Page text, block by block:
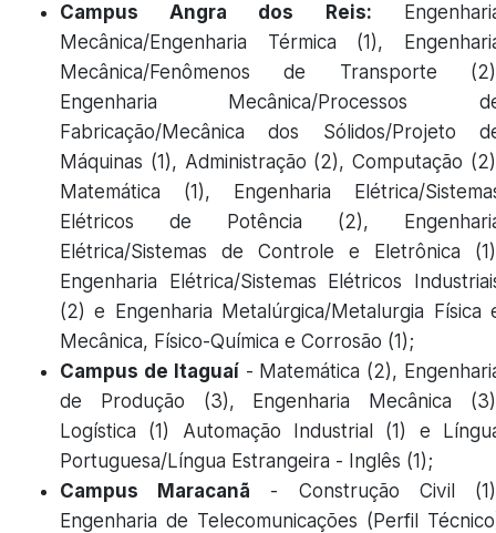
Campus Angra dos Reis:
Mecânica/Engenharia Térmica (1),
Mecânica/Fenômenos de Transporte
Engenharia Mecânica/Processos
Fabricação/Mecânica dos Sólidos/Projeto
Máquinas (1), Administração (2), Computação
Matemática (1), Engenharia Elétrica/
Elétricos de Potência (2),
Elétrica/Sistemas de Controle e Eletrônica
Engenharia Elétrica/Sistemas Elétricos
(2) e Engenharia Metalúrgica/Metalurgia Física
Mecânica, Físico-Química e Corrosão (1);
Campus de Itaguaí - Matemática (2),
de Produção (3), Engenharia Mecânica
Logística (1) Automação Industrial (1) e
Portuguesa/Língua Estrangeira - Inglês (1);
Campus Maracanã - Construção Civil
Engenharia de Telecomunicações (Perfil